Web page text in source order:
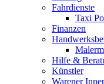
Fahrdienste
Taxi
Finanzen
Hilfe &
Künstler
Warener